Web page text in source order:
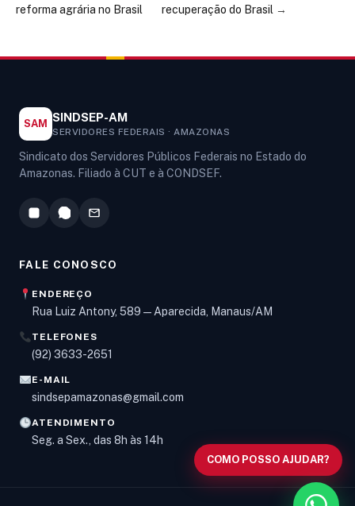
reforma agrária no Brasil
recuperação do Brasil →
SAM SINDSEP-AM
SERVIDORES FEDERAIS · AMAZONAS
Sindicato dos Servidores Públicos Federais no Estado do
Amazonas. Filiado à CUT e à CONDSEF.
FALE CONOSCO
ENDEREÇO
Rua Luiz Antony, 589 — Aparecida, Manaus/AM
TELEFONES
(92) 3633-2651
E-MAIL
sindsepamazonas@gmail.com
ATENDIMENTO
Seg. a Sex., das 8h às 14h
COMO POSSO AJUDAR?
Olá! Digite um assunto e vou buscar em nossas